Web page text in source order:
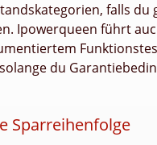
falls
Ipowerqueen führt
du
Sparreihenfolge